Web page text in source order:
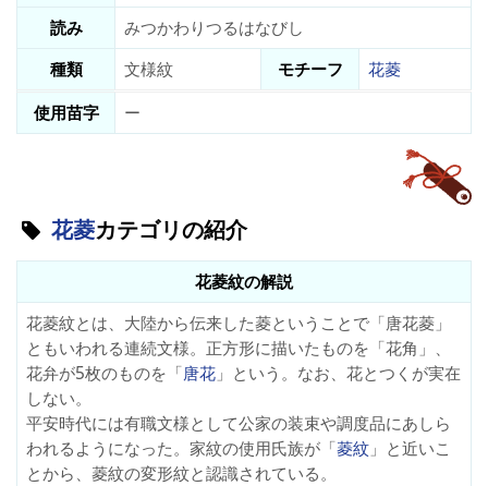
読み
みつかわりつるはなびし
種類
文様紋 モチーフ
花菱
使用苗字
ー
花菱カテゴリの紹介
花菱紋の解説
花菱紋とは、大陸から伝来した菱ということで「唐花菱」
ともいわれる連続文様。正方形に描いたものを「花角 」、
花弁が5枚のものを「唐花」という。なお、花とつくが実在
しない。
平安時代には有職文様として公家の装束や調度品にあしら
われるようになった。家紋の使用氏族が「菱紋」と近いこ
とから、菱紋の変形紋と認識されている。